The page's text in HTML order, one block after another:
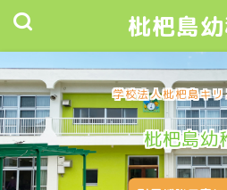
枇杷島
学校法人枇杷島キ
枇杷島幼